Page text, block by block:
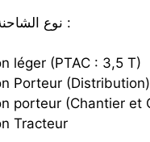
Modèle - نوع الشاحنة :
léger (PTAC : 3,5 T)
Porteur (Distribution)
porteur (Chantier et
Tracteur